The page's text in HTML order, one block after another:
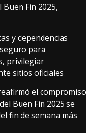
Fin 2025,
y dependencias
para
privilegiar
sitios oficiales.
el compromiso
Buen Fin 2025 se
fin de semana más